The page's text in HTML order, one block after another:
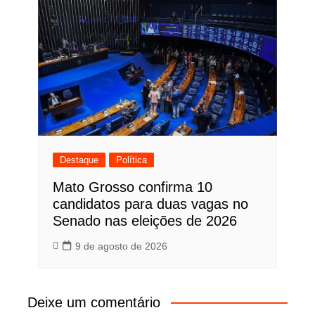
Destaque Política
Mato Grosso confirma 10
candidatos para duas vagas no
Senado nas eleições de 2026
9 de agosto de 2026
Deixe um comentário